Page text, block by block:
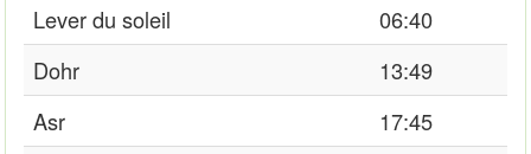
Lever du soleil
06:40
Dohr
13:49
Asr
17:45